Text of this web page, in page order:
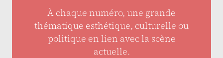
À chaque numéro, une grande
thématique esthétique, culturelle ou
politique en lien avec la scène
actuelle.